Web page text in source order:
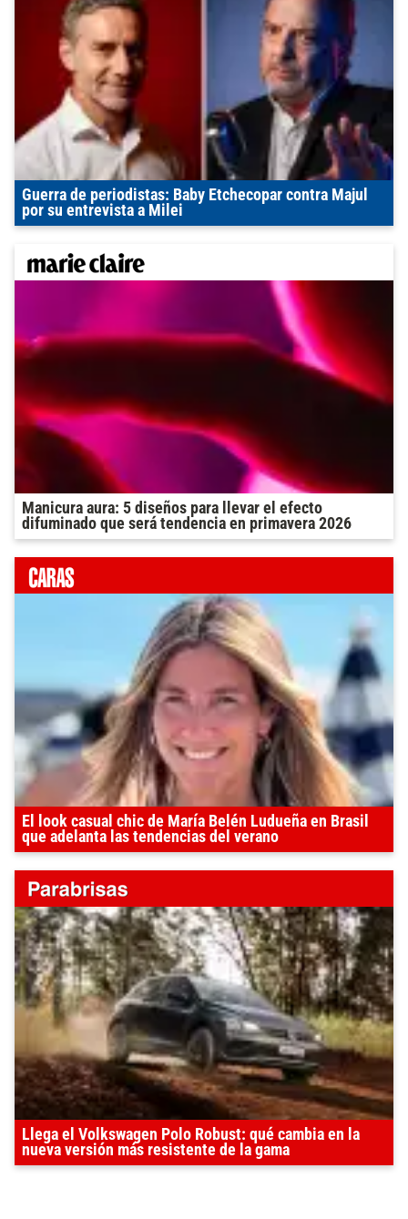
Guerra de periodistas: Baby Etchecopar contra Majul
por su entrevista a Milei
Manicura aura: 5 diseños para llevar el efecto
difuminado que será tendencia en primavera 2026
El look casual chic de María Belén Ludueña en Brasil
que adelanta las tendencias del verano
Llega el Volkswagen Polo Robust: qué cambia en la
nueva versión más resistente de la gama